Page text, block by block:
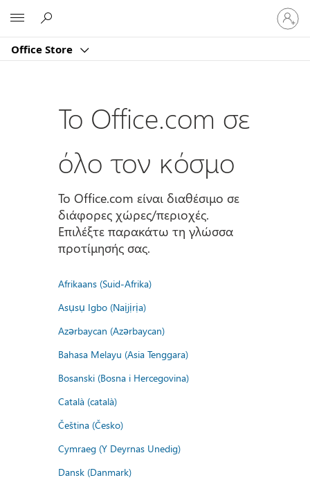
Office Store
Είσοδος
στον
Το Office.com σε
όλο τον κόσμο
Το Office.com είναι διαθέσιμο σε
διάφορες χώρες/περιοχές.
Επιλέξτε παρακάτω τη γλώσσα
προτίμησής σας.
Afrikaans (Suid-Afrika)
Asụsụ Igbo (Naịjịrịa)
Azərbaycan (Azərbaycan)
Bahasa Melayu (Asia Tenggara)
Bosanski (Bosna i Hercegovina)
Català (català)
Čeština (Česko)
Cymraeg (Y Deyrnas Unedig)
Dansk (Danmark)